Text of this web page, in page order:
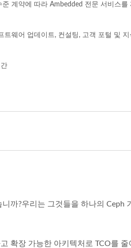
계약에 따라 Ambedded 전문 서비스를
웨어 업데이트, 컨설팅, 고객 포털 및
까?우리는 그것들을 하나의 Ceph
확장 가능한 아키텍처로 TCO를 줄